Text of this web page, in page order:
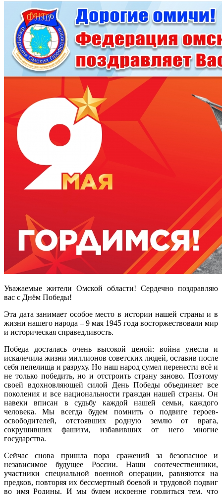
Уважаемые жители Омской области! Сердечно поздравляю
вас с Днём Победы!
Эта дата занимает особое место в истории нашей страны и в
жизни нашего народа – 9 мая 1945 года восторжествовали мир
и историческая справедливость.
Победа досталась очень высокой ценой: война унесла и
искалечила жизни миллионов советских людей, оставив после
себя пепелища и разруху. Но наш народ сумел перенести всё и
не только победить, но и отстроить страну заново. Поэтому
своей вдохновляющей силой День Победы объединяет все
поколения и все национальности граждан нашей страны. Он
навеки вписан в судьбу каждой нашей семьи, каждого
человека. Мы всегда будем помнить о подвиге героев-
освободителей, отстоявших родную землю от врага,
сокрушивших фашизм, избавивших от него многие
государства.
Сейчас снова пришла пора сражений за безопасное и
независимое будущее России. Наши соотечественники,
участники специальной военной операции, равняются на
предков, повторяя их бессмертный боевой и трудовой подвиг
во имя Родины. И мы будем искренне гордиться тем, что